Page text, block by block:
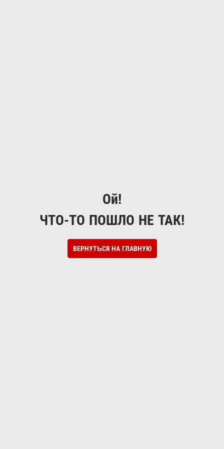
Ой!
ЧТО-ТО ПОШЛО НЕ ТАК!
ВЕРНУТЬСЯ НА ГЛАВНУЮ